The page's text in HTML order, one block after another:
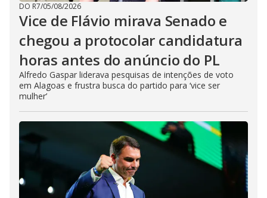
DO R7/05/08/2026
Vice de Flávio mirava Senado e
chegou a protocolar candidatura
horas antes do anúncio do PL
Alfredo Gaspar liderava pesquisas de intenções de voto
em Alagoas e frustra busca do partido para ‘vice ser
mulher’